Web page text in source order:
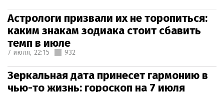
Астрологи призвали их не торопиться:
каким знакам зодиака стоит сбавить
темп в июле
7 июля, 22:15 932
Зеркальная дата принесет гармонию в
чью-то жизнь: гороскоп на 7 июля